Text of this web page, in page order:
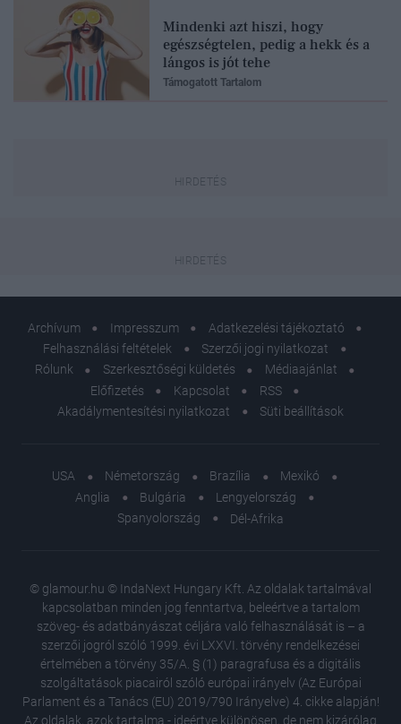
Mindenki azt hiszi, hogy
egészségtelen, pedig a hekk és a
lángos is jót tehe
Támogatott Tartalom
Archívum Impresszum
Adatkezelési tájékoztató
Felhasználási feltételek
Szerzői jogi nyilatkozat
Rólunk
Szerkesztőségi küldetés
Médiaajánlat
Előfizetés
Kapcsolat
RSS
Akadálymentesítési nyilatkozat
Süti beállítások
USA Németország Brazília
Mexikó
Anglia
Bulgária
Lengyelország
Spanyolország
Dél-Afrika
© glamour.hu © IndaNext Hungary Kft. Az oldalak tartalmával
kapcsolatban minden jog fenntartva, beleértve a tartalom
szöveg- és adatbányászat céljára való felhasználását is – a
szerzői jogról szóló 1999. évi LXXVI. törvény rendelkezései
értelmében a törvény 35/A. § (1) paragrafusa és a digitális
szolgáltatások piacairól szóló európai irányelv (Az Európai
Parlament és a Tanács (EU) 2019/790 Irányelve) 4. cikke alapján!
Az oldalak, azok tartalma - ideértve különösen, de nem kizárólag